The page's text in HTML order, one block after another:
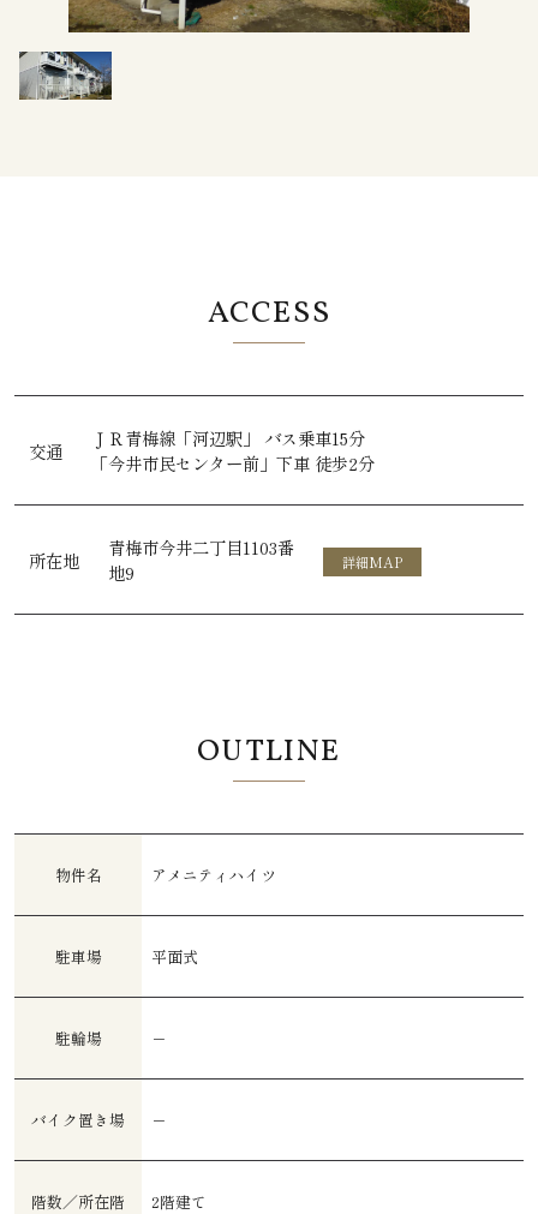
ACCESS
交通 ＪＲ青梅線 「河辺駅」
バス乗車15分
「今井市民センター前」下車 徒歩2分
所在地
青梅市今井二丁目1103番
地9
詳細MAP
OUTLINE
物件名 アメニティハイツ
駐車場 平面式
駐輪場 －
バイク置き場 －
階数／所在階 2階建て